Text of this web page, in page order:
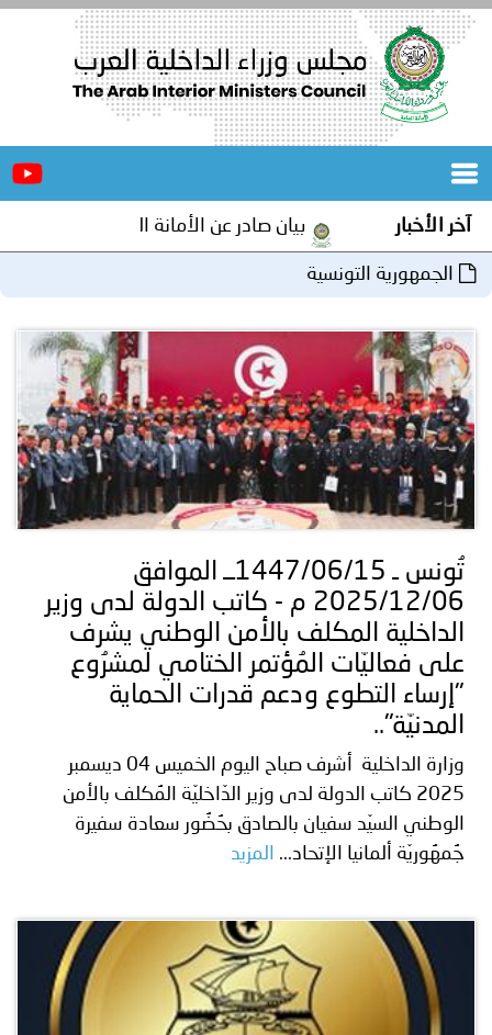
الرئيسية
المجلس
مؤتمرات
و
اجتماعات
جهود
و
إنجازات
برامج
توعوية
الخدمات
الإلكترونية
وفيديو
مجلة
أصداء
الأمانة
إعلانات
من
نحن
اتصل
بنا
آخر الأخبار بيان صادر عن الأمانة العامة لمجلس وزراء
الجمهورية التونسية
تُونس ـ 1447/06/15ــ الموافق
2025/12/06 م - كاتب الدولة لدى وزير
الداخلية المكلف بالأمن الوطني يشرف
على فعاليّات المُؤتمر الختامي لمشرُوع
"إرساء التطوع ودعم قدرات الحماية
المدنيّة"..
وزارة الداخلية أشرف صباح اليوم الخميس 04 ديسمبر
2025 كاتب الدولة لدى وزير الدّاخليّة المُكلف بالأمن
الوطني السيّد سفيان بالصادق بحُضُور سعادة سفيرة
جُمهُوريّة ألمانيا الإتحاد...
المزيد